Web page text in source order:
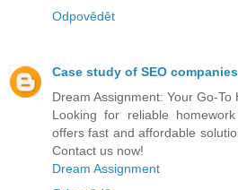
Odpovědět
Case study of SEO companies
Dream Assignment: Your Go-
Looking for reliable
offers fast and affordable
Contact us now!
Dream Assignment